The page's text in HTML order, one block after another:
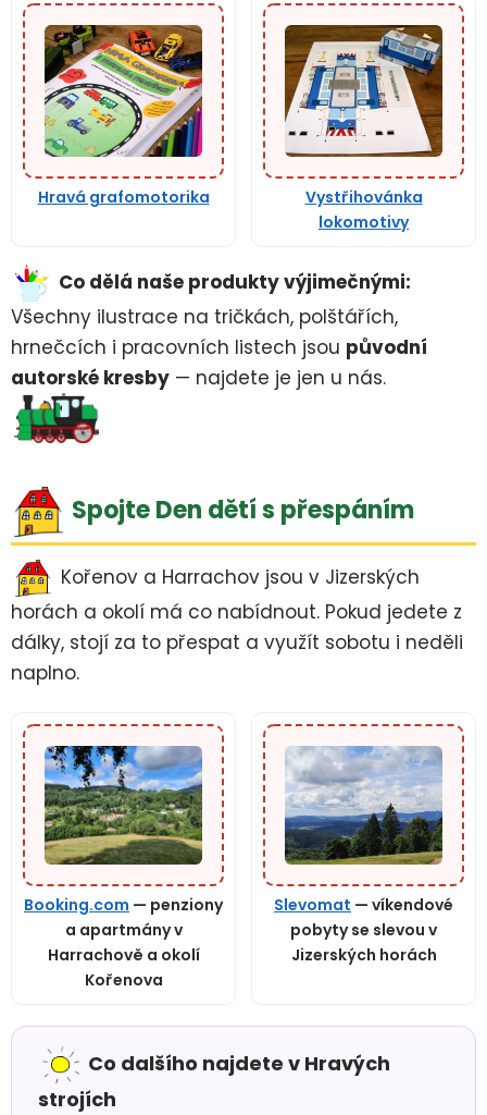
Hravá grafomotorika
Vystřihovánka
lokomotivy
Co dělá naše produkty výjimečnými:
Všechny ilustrace na tričkách, polštářích,
hrnečcích i pracovních listech jsou původní
autorské kresby — najdete je jen u nás.
Spojte Den dětí s přespáním
Kořenov a Harrachov jsou v Jizerských
horách a okolí má co nabídnout. Pokud jedete z
dálky, stojí za to přespat a využít sobotu i neděli
naplno.
Booking.com — penziony
a apartmány v
Harrachově a okolí
Kořenova
Slevomat — víkendové
pobyty se slevou v
Jizerských horách
Co dalšího najdete v Hravých
strojích